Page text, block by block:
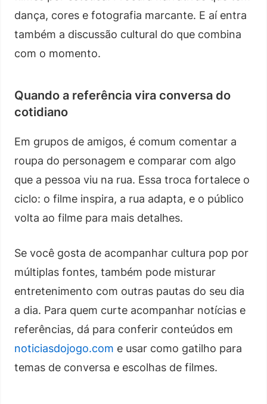
dança, cores e fotografia marcante. E aí entra
também a discussão cultural do que combina
com o momento.
Quando a referência vira conversa do
cotidiano
Em grupos de amigos, é comum comentar a
roupa do personagem e comparar com algo
que a pessoa viu na rua. Essa troca fortalece o
ciclo: o filme inspira, a rua adapta, e o público
volta ao filme para mais detalhes.
Se você gosta de acompanhar cultura pop por
múltiplas fontes, também pode misturar
entretenimento com outras pautas do seu dia
a dia. Para quem curte acompanhar notícias e
referências, dá para conferir conteúdos em
noticiasdojogo.com e usar como gatilho para
temas de conversa e escolhas de filmes.